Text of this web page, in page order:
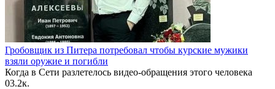
Гробовщик из Питера потребовал чтобы курские мужики
взяли оружие и погибли
Когда в Сети разлетелось видео-обращения этого человека
03.2к.